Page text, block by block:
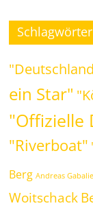
Schlagwörter
ein Star"
"Offizielle
"Riverboat"
Berg Andreas
Woitschack